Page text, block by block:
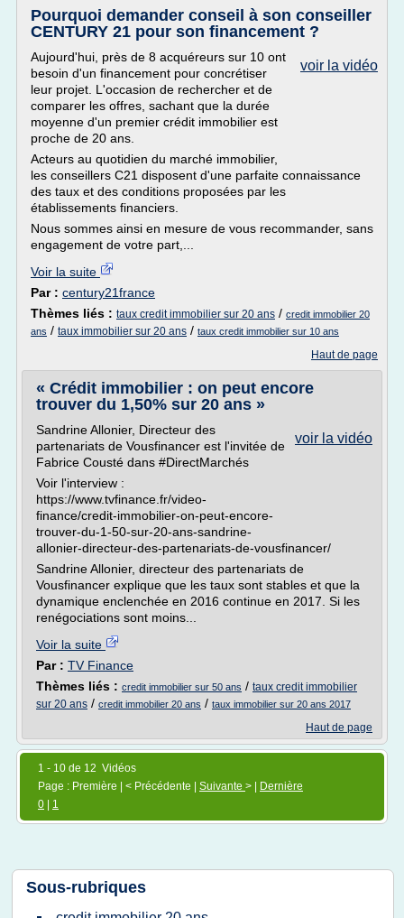
Pourquoi demander conseil à son conseiller
CENTURY 21 pour son financement ?
voir la vidéo
Aujourd'hui, près de 8 acquéreurs sur 10 ont
besoin d'un financement pour concrétiser
leur projet. L'occasion de rechercher et de
comparer les offres, sachant que la durée
moyenne d'un premier crédit immobilier est
proche de 20 ans.
Acteurs au quotidien du marché immobilier,
les conseillers C21 disposent d'une parfaite connaissance
des taux et des conditions proposées par les
établissements financiers.
Nous sommes ainsi en mesure de vous recommander, sans
engagement de votre part,...
Voir la suite
Par : century21france
Thèmes liés : taux credit immobilier sur 20 ans / credit immobilier 20
ans / taux immobilier sur 20 ans / taux credit immobilier sur 10 ans
Haut de page
« Crédit immobilier : on peut encore
trouver du 1,50% sur 20 ans »
voir la vidéo
Sandrine Allonier, Directeur des
partenariats de Vousfinancer est l'invitée de
Fabrice Cousté dans #DirectMarchés
Voir l'interview :
https://www.tvfinance.fr/video-
finance/credit-immobilier-on-peut-encore-
trouver-du-1-50-sur-20-ans-sandrine-
allonier-directeur-des-partenariats-de-vousfinancer/
Sandrine Allonier, directeur des partenariats de
Vousfinancer explique que les taux sont stables et que la
dynamique enclenchée en 2016 continue en 2017. Si les
renégociations sont moins...
Voir la suite
Par : TV Finance
Thèmes liés : credit immobilier sur 50 ans / taux credit immobilier
sur 20 ans / credit immobilier 20 ans / taux immobilier sur 20 ans 2017
Haut de page
1 - 10 de 12 Vidéos
Page : Première | < Précédente | Suivante > |
Dernière
0
1
Sous-rubriques